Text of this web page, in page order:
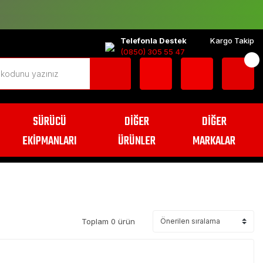
Telefonla Destek
(0850) 305 55 47
Kargo Takip
SÜRÜCÜ
EKİPMANLARI
DİĞER
ÜRÜNLER
DİĞER
MARKALAR
Toplam 0 ürün